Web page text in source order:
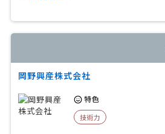
岡野興産株式会社
特色
技術力